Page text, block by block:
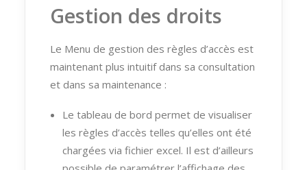
Gestion des droits
Le Menu de gestion des règles d’accès est
maintenant plus intuitif dans sa consultation
et dans sa maintenance :
Le tableau de bord permet de visualiser
les règles d’accès telles qu’elles ont été
chargées via fichier excel. Il est d’ailleurs